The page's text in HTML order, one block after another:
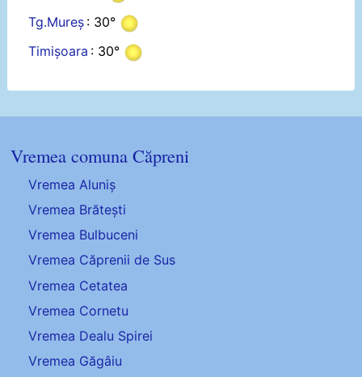
Tg.Mureș : 30°
Timișoara : 30°
Vremea comuna Căpreni
Vremea Aluniș
Vremea Brătești
Vremea Bulbuceni
Vremea Căprenii de Sus
Vremea Cetatea
Vremea Cornetu
Vremea Dealu Spirei
Vremea Găgâiu